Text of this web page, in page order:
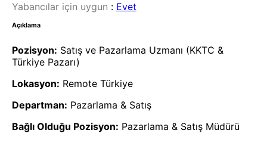
Yabancılar için uygun : Evet
Açıklama
Pozisyon: Satış ve Pazarlama Uzmanı (KKTC &
Türkiye Pazarı)
Lokasyon: Remote Türkiye
Departman: Pazarlama & Satış
Bağlı Olduğu Pozisyon: Pazarlama & Satış Müdürü